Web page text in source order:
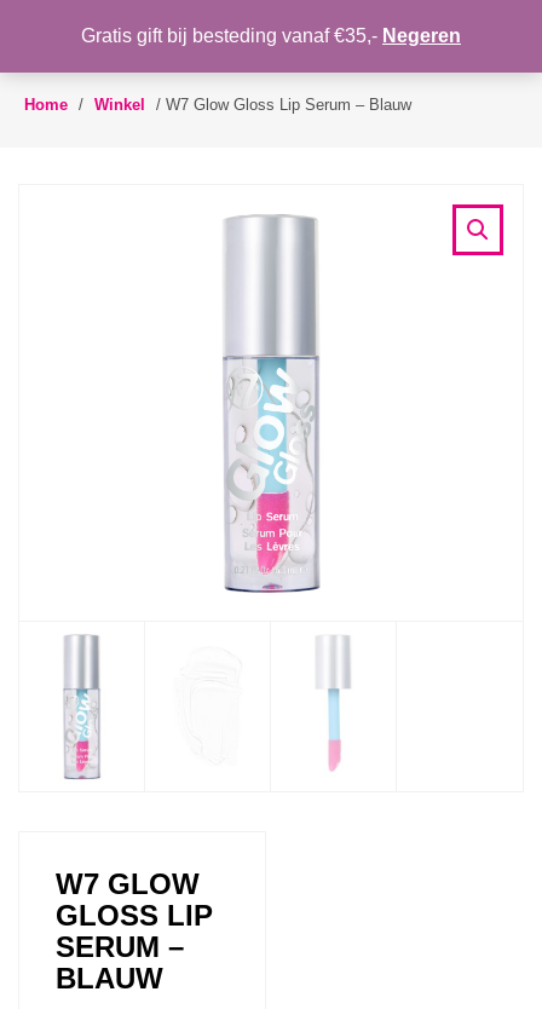
Toggle
WENSLIJST
Home / Winkel / W7 Glow Gloss Lip Serum – Blauw
W7 GLOW
GLOSS LIP
SERUM –
BLAUW
Gratis gift bij besteding vanaf €35,- Negeren